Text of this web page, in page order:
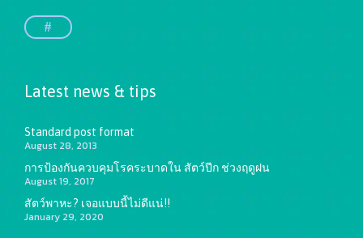
#
Latest news & tips
Standard post format
August 28, 2013
การป้องกันควบคุมโรคระบาดใน สัตว์ปีก ช่วงฤดูฝน
August 19, 2017
สัตว์พาหะ? เจอแบบนี้ไม่ดีแน่!!
January 29, 2020